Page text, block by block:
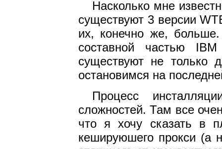
Насколько мне
существуют 3 версии
их, конечно же,
составной частью
существуют не только
остановимся на
Процесс
сложностей. Там все
что я хочу сказать в
кешируюшего прокси (а